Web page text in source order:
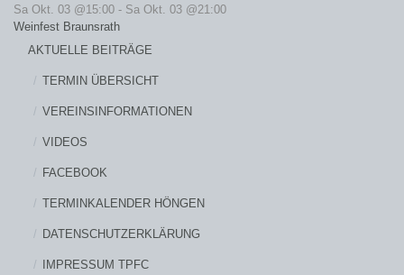
Sa Okt. 03 @15:00 - Sa Okt. 03 @21:00
Weinfest Braunsrath
AKTUELLE BEITRÄGE
TERMIN ÜBERSICHT
VEREINSINFORMATIONEN
VIDEOS
FACEBOOK
TERMINKALENDER HÖNGEN
DATENSCHUTZERKLÄRUNG
IMPRESSUM TPFC